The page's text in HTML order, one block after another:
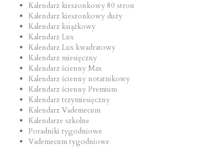
Kalendarz kieszonkowy 80 stron
Kalendarz kieszonkowy duży
Kalendarz książkowy
Kalendarz Lux
Kalendarz Lux kwadratowy
Kalendarz miesięczny
Kalendarz ścienny Max
Kalendarz ścienny notatnikowy
Kalendarz ścienny Premium
Kalendarz trzymiesięczny
Kalendarz Vademecum
Kalendarze szkolne
Poradniki tygodniowe
Vademecum tygodniowe